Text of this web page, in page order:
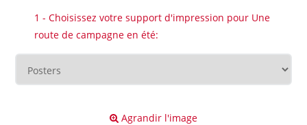
1 - Choisissez votre support d'impression pour Une
route de campagne en été:
Agrandir l'image